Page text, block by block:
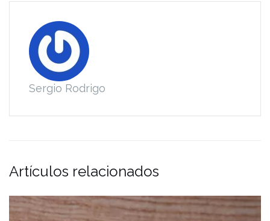
Sergio Rodrigo
Artículos relacionados